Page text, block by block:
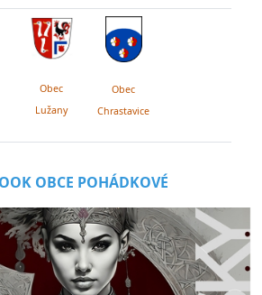
Obec
Lužany
Obec
Chrastavice
OBCE POHÁDKOVÉ